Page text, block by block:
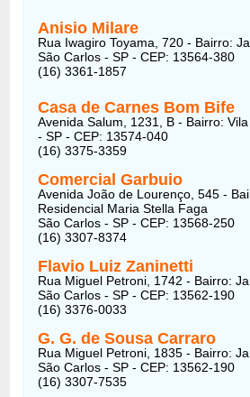
Anisio Milare
Rua Iwagiro Toyama, 720 - Bairro:
São Carlos - SP - CEP: 13564-380
(16) 3361-1857
Casa de Carnes Bom Bife
Avenida Salum, 1231, B - Bairro:
- SP - CEP: 13574-040
(16) 3375-3359
Comercial Garbuio
Avenida João de Lourenço, 545 -
Residencial Maria Stella Faga
São Carlos - SP - CEP: 13568-250
(16) 3307-8374
Flavio Luiz Zaninetti
Rua Miguel Petroni, 1742 - Bairro:
São Carlos - SP - CEP: 13562-190
(16) 3376-0033
G. G. de Sousa Carraro
Rua Miguel Petroni, 1835 - Bairro:
São Carlos - SP - CEP: 13562-190
(16) 3307-7535